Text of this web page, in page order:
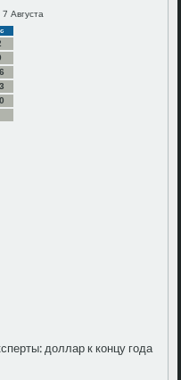
Августа
доллар к концу года